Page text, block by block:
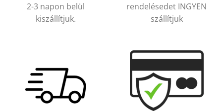
2-3 napon belül
kiszállítjuk.
rendelésedet INGYEN
szállítjuk